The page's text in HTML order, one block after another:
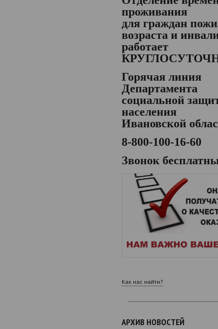
проживания
для граждан
возраста и
работает
Горячая линия
Департамента
социальной
населения
Ивановской
8-800-100-16-60
Звонок
Как нас найти?
АРХИВ НОВОСТЕЙ